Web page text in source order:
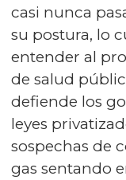
casi nunca
su postura, lo
entender al
de salud
defiende los
leyes
sospechas de
gas sentando